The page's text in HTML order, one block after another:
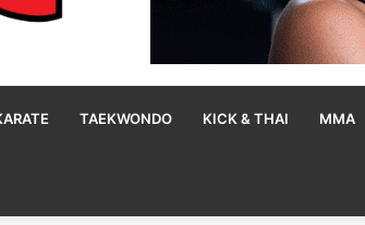
TAEKWONDO KICK & THAI MMA